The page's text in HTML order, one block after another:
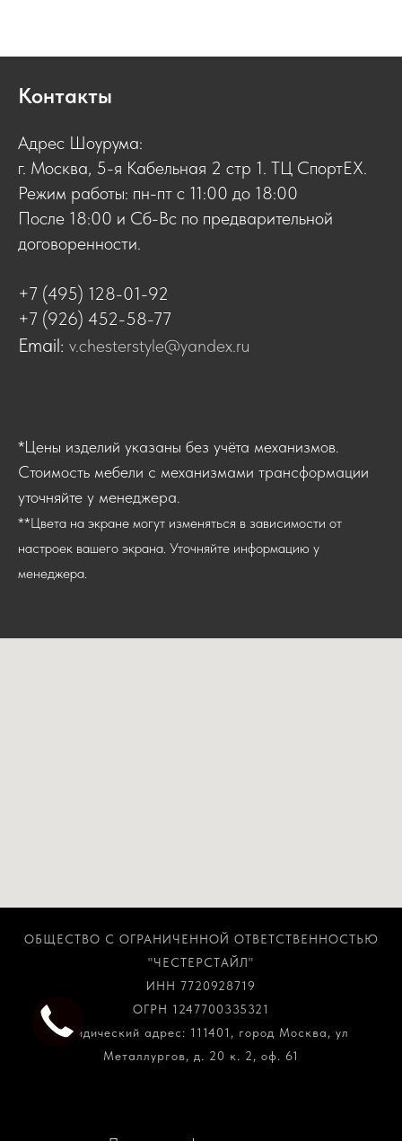
Контакты
Адрес Шоурума:
г. Москва, 5-я Кабельная 2 стр 1. ТЦ СпортЕХ.
Режим работы: пн-пт с 11:00 до 18:00
После 18:00 и Сб-Вс по предварительной
договоренности.
+7 (495) 128-01-92
+7 (926) 452-58-77
Email: v.chesterstyle@yandex.ru
*Цены изделий указаны без учёта механизмов.
Стоимость мебели с механизмами трансформации
уточняйте у менеджера.
**Цвета на экране могут изменяться в зависимости от
настроек вашего экрана. Уточняйте информацию у
менеджера.
ОБЩЕСТВО С ОГРАНИЧЕННОЙ ОТВЕТСТВЕННОСТЬЮ
"ЧЕСТЕРСТАЙЛ"
ИНН 7720928719
ОГРН 1247700335321
Юридический адрес: 111401, город Москва, ул
Металлургов, д. 20 к. 2, оф. 61